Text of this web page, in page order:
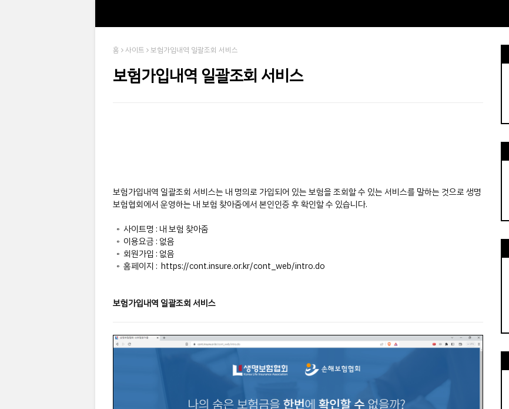
홈 사이트 보험가입내역 일괄조회 서비스
보험가입내역 일괄조회 서비스
보험가입내역 일괄조회 서비스는 내 명의로 가입되어 있는 보험을 조회할 수 있는 서비스를 말하는 것으로생명
보험협회에서 운영하는 내 보험 찾아줌에서 본인인증 후 확인할 수 있습니다.
◦ 사이트명 : 내 보험 찾아줌
◦ 이용요금 : 없음
◦ 회원가입 : 없음
◦ 홈페이지 : https://cont.insure.or.kr/cont_web/intro.do
보험가입내역 일괄조회 서비스